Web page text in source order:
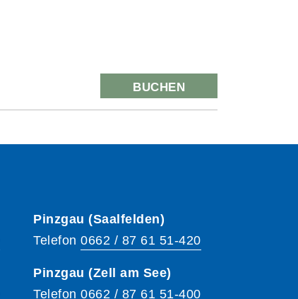
BUCHEN
Pinzgau (Saalfelden)
Telefon 0662 / 87 61 51-420
Pinzgau (Zell am See)
Telefon 0662 / 87 61 51-400